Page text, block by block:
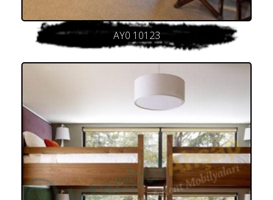
AY0 10123